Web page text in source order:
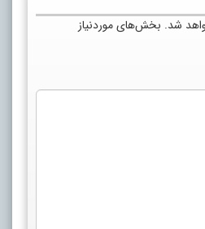
شد. بخش‌های موردنیاز